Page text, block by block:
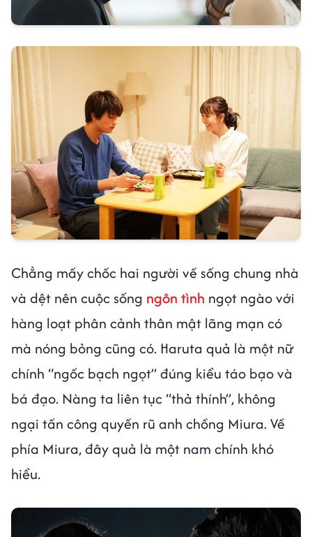
Chẳng mấy chốc hai người về sống chung nhà
và dệt nên cuộc sống ngôn tình ngọt ngào với
hàng loạt phân cảnh thân mật lãng mạn có
mà nóng bỏng cũng có. Haruta quả là một nữ
chính “ngốc bạch ngọt” đúng kiểu táo bạo và
bá đạo. Nàng ta liên tục “thả thính”, không
ngại tấn công quyến rũ anh chồng Miura. Về
phía Miura, đây quả là một nam chính khó
hiểu.